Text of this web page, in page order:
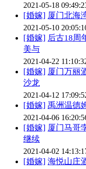
2021-05-18
[婚嫁] 厦门北海
2021-05-10
[婚嫁] 后古18周
美与
2021-04-22
[婚嫁] 厦门万丽
沙龙
2021-04-12
[婚嫁] 禹洲温德
2021-04-06
[婚嫁] 厦门马哥
继续
2021-04-02
[婚嫁] 海悦山庄